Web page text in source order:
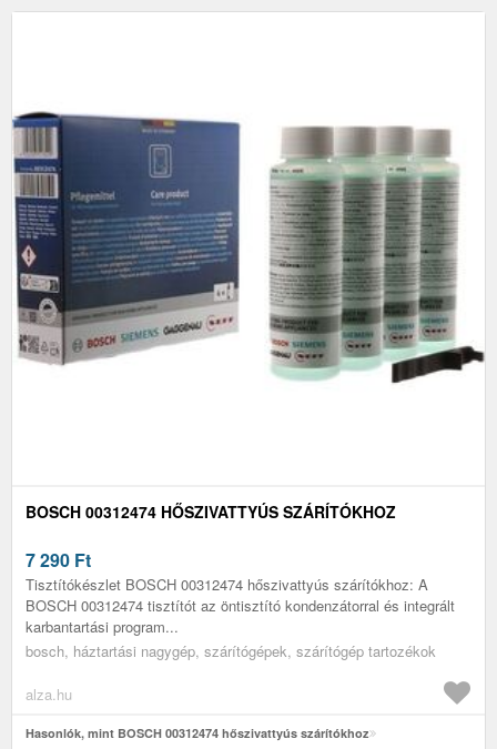
BOSCH 00312474 HŐSZIVATTYÚS SZÁRÍTÓKHOZ
7 290 Ft
Tisztítókészlet BOSCH 00312474 hőszivattyús szárítókhoz: A
BOSCH 00312474 tisztítót az öntisztító kondenzátorral és integrált
karbantartási program...
bosch, háztartási nagygép, szárítógépek, szárítógép tartozékok
alza.hu
Hasonlók, mint BOSCH 00312474 hőszivattyús szárítókhoz